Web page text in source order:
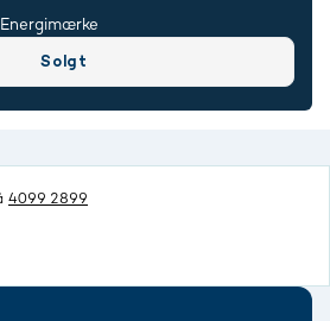
Energimærke
Solgt
4099 2899